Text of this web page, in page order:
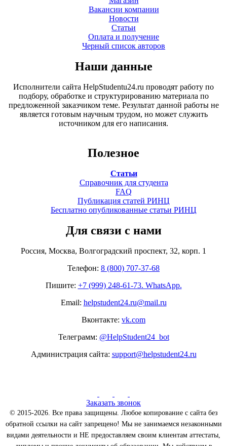
Вакансии компании
Новости
Статьи
Оплата и получение
Черный список авторов
Наши данные
Исполнители сайта HelpStudentu24.ru проводят работу по
подбору, обработке и структурированию материала по
предложенной заказчиком теме. Результат данной работы не
является готовым научным трудом, но может служить
источником для его написания.
Полезное
Статьи
Справочник для студента
FAQ
Публикация статей РИНЦ
Бесплатно опубликованные статьи РИНЦ
Для связи с нами
Россия, Москва, Волгоградский проспект, 32, корп. 1
Телефон: 8 (800) 707-37-68
Пишите: +7 (999) 248-61-73. WhatsApp.
Email: helpstudent24.ru@mail.ru
Вконтакте: vk.com
Телеграмм: @HelpStudent24_bot
Администрация сайта: support@helpstudent24.ru
Заказать звонок
© 2015-2026. Все права защищены. Любое копирование с сайта без
обратной ссылки на сайт запрещено! Мы не занимаемся незаконными
видами деятельности и НЕ предоставляем своим клиентам аттестаты,